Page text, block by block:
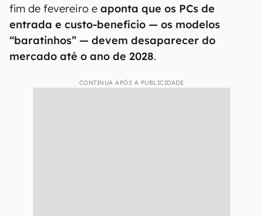
fim de fevereiro e aponta que os PCs de
entrada e custo-benefício — os modelos
“baratinhos” — devem desaparecer do
mercado até o ano de 2028.
CONTINUA APÓS A PUBLICIDADE